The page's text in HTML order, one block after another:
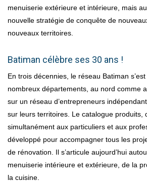
menuiserie extérieure et intérieure, mais
nouvelle stratégie de conquête de
nouveaux territoires.
Batiman célèbre ses 30 ans !
En trois décennies, le réseau Batiman
nombreux départements, au nord comme
sur un réseau d’entrepreneurs
sur leurs territoires. Le catalogue produits,
simultanément aux particuliers et aux
développé pour accompagner tous les
de rénovation. Il s’articule aujourd’hui
menuiserie intérieure et extérieure, de la
la cuisine.